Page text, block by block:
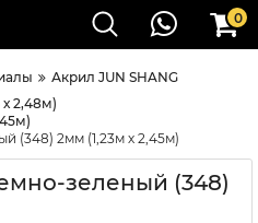
0
Акрил JUN SHANG
2,48м)
(348) 2мм (1,23м х 2,45м)
зеленый (348)